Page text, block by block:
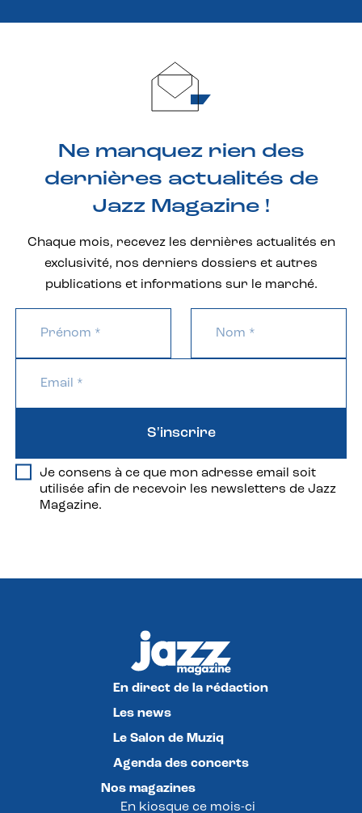
Ne manquez rien des
dernières actualités de
Jazz Magazine !
Chaque mois, recevez les dernières actualités en
exclusivité, nos derniers dossiers et autres
publications et informations sur le marché.
Je consens à ce que mon adresse email soit
utilisée afin de recevoir les newsletters de Jazz
Magazine.
S'inscrire
En direct de la rédaction
Les news
Le Salon de Muziq
Agenda des concerts
Nos magazines
En kiosque ce mois-ci